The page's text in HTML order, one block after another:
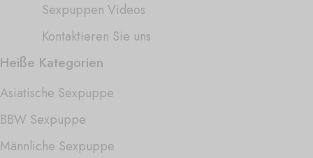
Sexpuppen Videos
Kontaktieren Sie uns
Heiße Kategorien
Asiatische Sexpuppe
BBW Sexpuppe
Männliche Sexpuppe